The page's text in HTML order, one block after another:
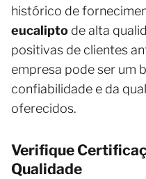
histórico de
eucalipto de alta
positivas de clientes
empresa pode ser um
confiabilidade e da
oferecidos.
Verifique
Qualidade